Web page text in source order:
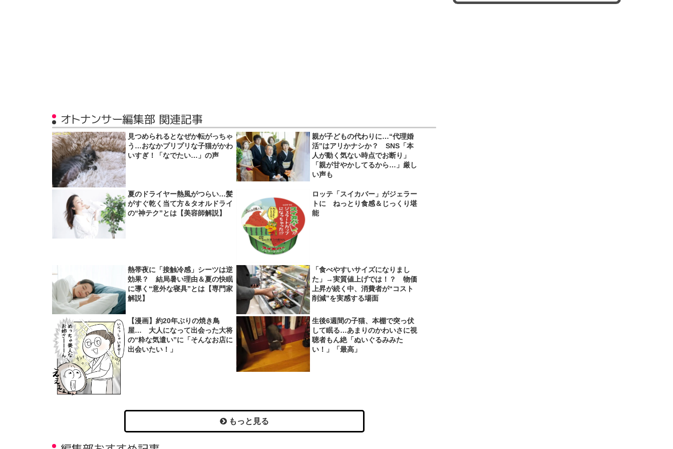
オトナンサー編集部 関連記事
見つめられるとなぜか転がっちゃ
う…おなかプリプリな子猫がかわ
いすぎ！「なでたい…」の声
親が子どもの代わりに…“代理婚
活”はアリかナシか？ SNS「本
人が動く気ない時点でお断り」
「親が甘やかしてるから…」厳し
い声も
夏のドライヤー熱風がつらい…髪
がすぐ乾く当て方＆タオルドライ
の“神テク”とは【美容師解説】
ロッテ「スイカバー」がジェラー
トに ねっとり食感＆じっくり堪
能
熱帯夜に「接触冷感」シーツは逆
効果？ 結局暑い理由＆夏の快眠
に導く“意外な寝具”とは【専門家
解説】
「食べやすいサイズになりまし
た」→実質値上げでは！？ 物価
上昇が続く中、消費者が“コスト
削減”を実感する場面
【漫画】約20年ぶりの焼き鳥
屋… 大人になって出会った大将
の“粋な気遣い”に「そんなお店に
出会いたい！」
生後6週間の子猫、本棚で突っ伏
して眠る…あまりのかわいさに視
聴者もん絶「ぬいぐるみみた
い！」「最高」
もっと見る